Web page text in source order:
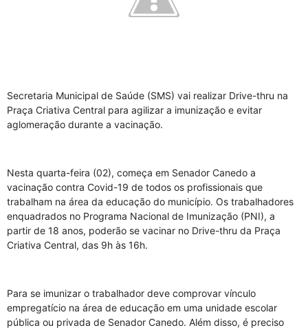
Secretaria Municipal de Saúde (SMS) vai realizar Drive-thru na
Praça Criativa Central para agilizar a imunização e evitar
aglomeração durante a vacinação.
Nesta quarta-feira (02), começa em Senador Canedo a
vacinação contra Covid-19 de todos os profissionais que
trabalham na área da educação do município. Os trabalhadores
enquadrados no Programa Nacional de Imunização (PNI), a
partir de 18 anos, poderão se vacinar no Drive-thru da Praça
Criativa Central, das 9h às 16h.
Para se imunizar o trabalhador deve comprovar vínculo
empregatício na área de educação em uma unidade escolar
pública ou privada de Senador Canedo. Além disso, é preciso